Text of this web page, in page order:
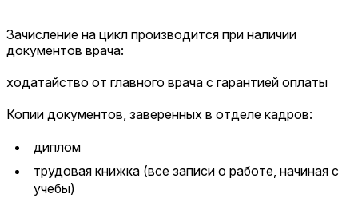
Зачисление на цикл производится при наличии
документов врача:
ходатайство от главного врача с гарантией оплаты
Копии документов, заверенных в отделе кадров:
диплом
трудовая книжка (все записи о работе, начиная с
учебы)